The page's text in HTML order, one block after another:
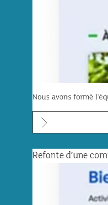
Nous avons formé
Refonte d’une